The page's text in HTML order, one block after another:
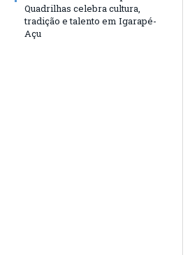
Quadrilhas celebra cultura,
tradição e talento em Igarapé-
Açu